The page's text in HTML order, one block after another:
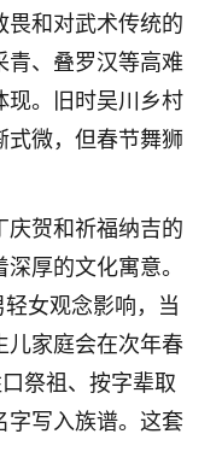
和对武术传统的
、叠罗汉等高难
现。旧时吴川乡村
式微，但春节舞狮
庆贺和祈福纳吉的
厚的文化寓意。
女观念影响，当
儿家庭会在次年春
祭祖、按字辈取
字写入族谱。这套
16
，但同时竞争的我们
心理，没想到老师看
照老师建议，做了化
的人事调整，拖到年
一上班，开会提拔升
主要是底薪加了
感恩感谢！🙏🏻
请客吗？�
32